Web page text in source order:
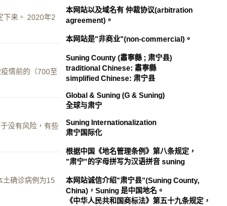
下来。 2020年2
情前的（700至
没有风险，有些
土确诊病例为15
本网站以及域名有 仲裁协议(arbitration
agreement)。
本网站是"非商业"(non-commercial)。
Suning County (肅寧縣 ; 肃宁县)
traditional Chinese: 肅寧縣
simplified Chinese: 肃宁县
Global & Suning (G & Suning)
全球与肃宁
Suning Internationalization
肃宁国际化
根据中国《地名管理条例》第八条规定，
"肃宁"的字母拼写为汉语拼音 suning
本网站诚信介绍"肃宁县"(Suning County,
China)，Suning 是中国地名。
《中华人民共和国商标法》第五十九条规定，